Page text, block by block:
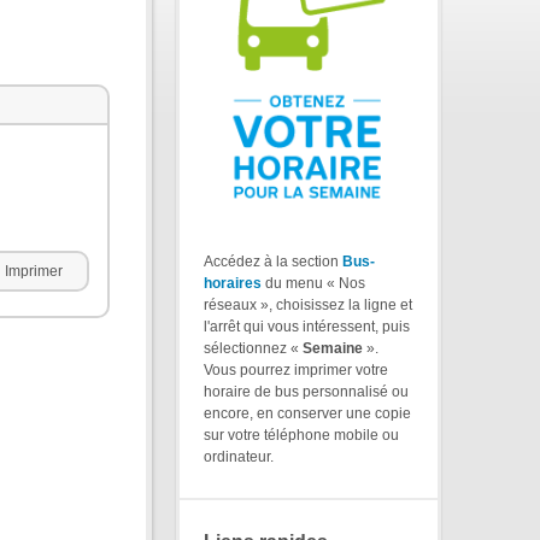
Imprimer
Accédez à la section Bus-
horaires du menu « Nos
réseaux », choisissez la ligne et
l'arrêt qui vous intéressent, puis
sélectionnez « Semaine ».
Vous pourrez imprimer votre
horaire de bus personnalisé ou
encore, en conserver une copie
sur votre téléphone mobile ou
ordinateur.